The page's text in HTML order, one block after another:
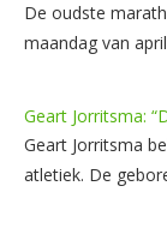
De oudste
maandag van
Geart Jorritsma:
Geart Jorritsma
atletiek. De